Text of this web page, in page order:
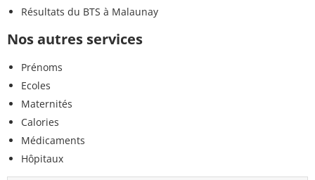
Résultats du BTS à Malaunay
Nos autres services
Prénoms
Ecoles
Maternités
Calories
Médicaments
Hôpitaux